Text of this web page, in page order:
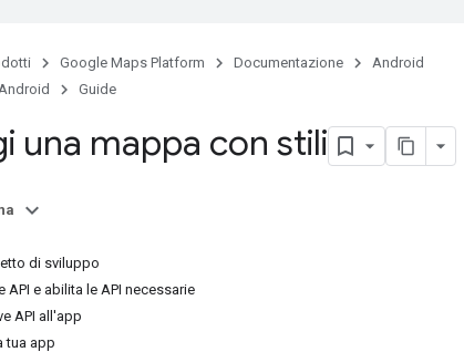
Google Maps Platform Documentazione
Android
Guide
una mappa con stili
di sviluppo
API e abilita le API necessarie
API all'app
tua app